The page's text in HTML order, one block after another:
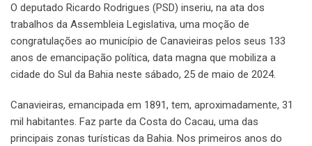
O deputado Ricardo Rodrigues (PSD) inseriu, na ata dos
trabalhos da Assembleia Legislativa, uma moção de
congratulações ao município de Canavieiras pelos seus 133
anos de emancipação política, data magna que mobiliza a
cidade do Sul da Bahia neste sábado, 25 de maio de 2024.
Canavieiras, emancipada em 1891, tem, aproximadamente, 31
mil habitantes. Faz parte da Costa do Cacau, uma das
principais zonas turísticas da Bahia. Nos primeiros anos do